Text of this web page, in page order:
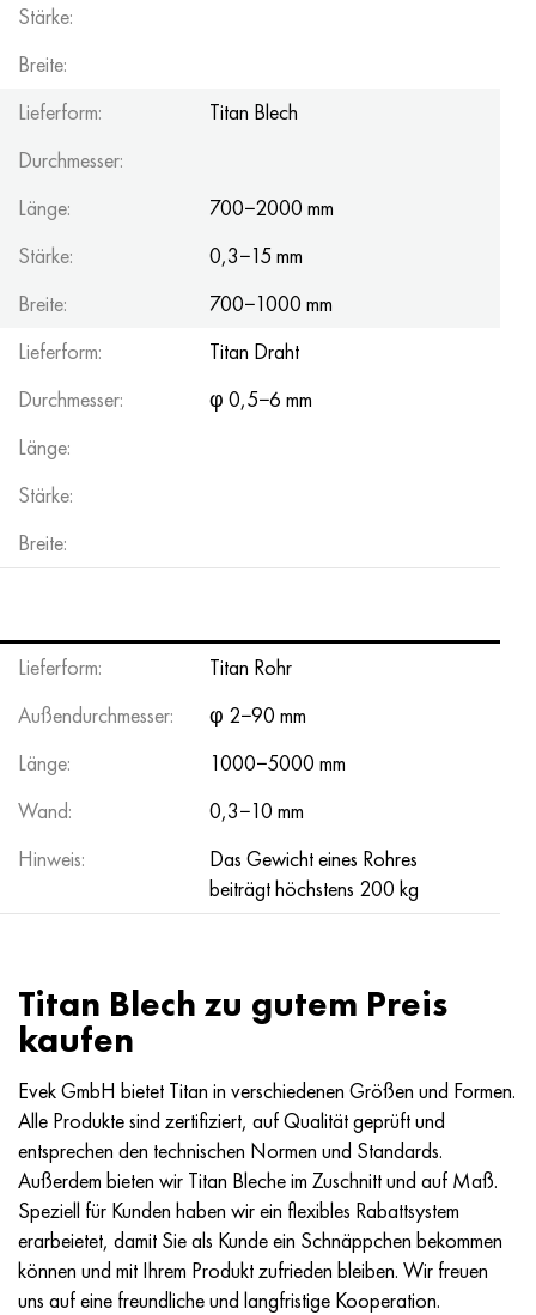
Stärke:
Breite:
Lieferform:
Titan Blech
Durchmesser:
Länge:
700−2000 mm
Stärke:
0,3−15 mm
Breite:
700−1000 mm
Lieferform:
Titan Draht
Durchmesser:
φ 0,5−6 mm
Länge:
Stärke:
Breite:
Lieferform:
Titan Rohr
Außendurchmesser:
φ 2−90 mm
Länge:
1000−5000 mm
Wand:
0,3−10 mm
Hinweis:
Das Gewicht eines Rohres
beiträgt höchstens 200 kg
Titan Blech zu gutem Preis
kaufen
Evek GmbH bietet Titan in verschiedenen Größen und Formen.
Alle Produkte sind zertifiziert, auf Qualität geprüft und
entsprechen den technischen Normen und Standards.
Außerdem bieten wir Titan Bleche im Zuschnitt und auf Maß.
Speziell für Kunden haben wir ein flexibles Rabattsystem
erarbeietet, damit Sie als Kunde ein Schnäppchen bekommen
können und mit Ihrem Produkt zufrieden bleiben. Wir freuen
uns auf eine freundliche und langfristige Kooperation.